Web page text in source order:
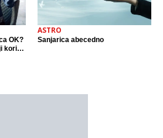
OK?
koristi
ASTRO
Sanjarica abecedno